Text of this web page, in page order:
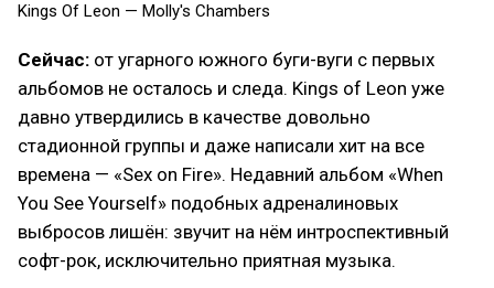
Kings Of Leon — Molly's Chambers
Сейчас: от угарного южного буги-вуги с первых
альбомов не осталось и следа. Kings of Leon уже
давно утвердились в качестве довольно
стадионной группы и даже написали хит на все
времена — «Sex on Fire». Недавний альбом «When
You See Yourself» подобных адреналиновых
выбросов лишён: звучит на нём интроспективный
софт-рок, исключительно приятная музыка.